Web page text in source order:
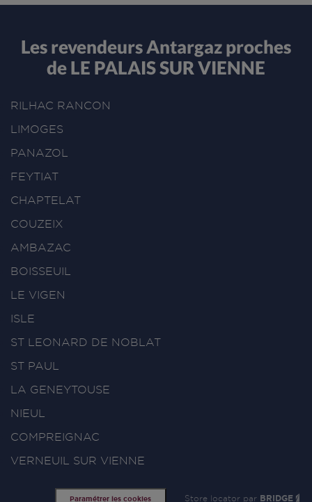
Les revendeurs Antargaz proches
de LE PALAIS SUR VIENNE
RILHAC RANCON
LIMOGES
PANAZOL
FEYTIAT
CHAPTELAT
COUZEIX
AMBAZAC
BOISSEUIL
LE VIGEN
ISLE
ST LEONARD DE NOBLAT
ST PAUL
LA GENEYTOUSE
NIEUL
COMPREIGNAC
VERNEUIL SUR VIENNE
Paramétrer les cookies Store locator par BRIDGE